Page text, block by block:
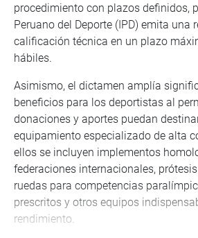
procedimiento con plazos definidos,
Peruano del Deporte (IPD) emita una
calificación técnica en un plazo
hábiles.
Asimismo, el dictamen amplía
beneficios para los deportistas al
donaciones y aportes puedan
equipamiento especializado de alta
ellos se incluyen implementos
federaciones internacionales,
ruedas para competencias
prescritos y otros equipos
rendimiento.